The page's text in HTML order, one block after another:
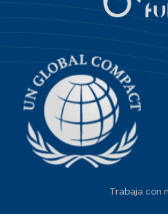
Trabaja con